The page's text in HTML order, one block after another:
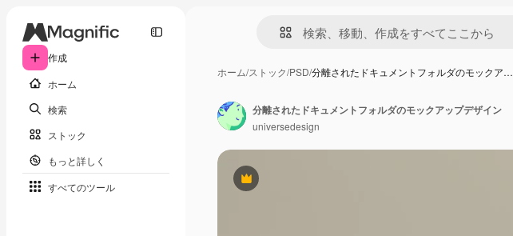
作成
ホーム
検索
ストック
もっと詳しく
すべてのツール
ホーム/ストック/PSD/分離されたドキュメントフォルダのモックア…
Premium
分離されたドキュメントフォルダのモックアップデザイン
universedesign